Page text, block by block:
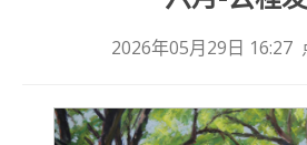
2026年05月29日 16:27